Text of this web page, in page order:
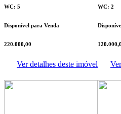
WC: 5
Disponível para Venda
220.000,00
Ver detalhes deste imóvel
WC: 2